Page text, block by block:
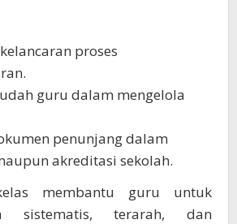
proses
guru dalam mengelola
penunjang dalam
akreditasi sekolah.
membantu guru untuk
sistematis, terarah, dan